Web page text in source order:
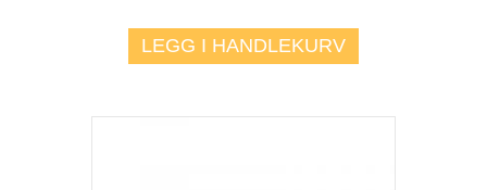
LEGG I HANDLEKURV